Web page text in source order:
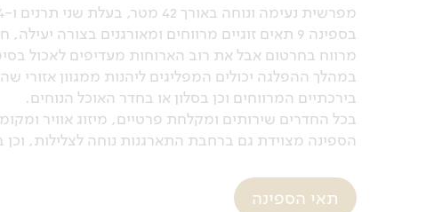
מפרשית נעימה ונוחה באורך 42 מטר, בעלת שני תרנים ו-4 מפרשי ברמודה מודרניים.
בספינה 9 תאים זוגיים מרווחים ומאורגנים בצורה
מרווח בחרטום אבל את רוב הארוחות מעדיפים לאכול
במהלך ההפלגה יכולים המפליגים ליהנות ממגוון אזורי
בירכתיים המרווחים וכן בסלון או בחדר האוכל הנוחים.
בכל החדרים שירותים ומקלחת פרטיים, מיזוג אוויר
הספינה מצוידת גם ברחבת התארגנות נוחה לצלילות, וכן
תאי הספינה